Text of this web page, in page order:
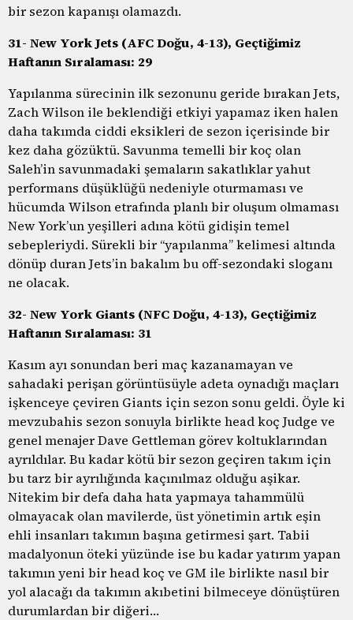
bir sezon kapanışı olamazdı.
31- New York Jets (AFC Doğu, 4-13), Geçtiğimiz
Haftanın Sıralaması: 29
Yapılanma sürecinin ilk sezonunu geride bırakan Jets,
Zach Wilson ile beklendiği etkiyi yapamaz iken halen
daha takımda ciddi eksikleri de sezon içerisinde bir
kez daha gözüktü. Savunma temelli bir koç olan
Saleh’in savunmadaki şemaların sakatlıklar yahut
performans düşüklüğü nedeniyle oturmaması ve
hücumda Wilson etrafında planlı bir oluşum olmaması
New York’un yeşilleri adına kötü gidişin temel
sebepleriydi. Sürekli bir “yapılanma” kelimesi altında
dönüp duran Jets’in bakalım bu off-sezondaki sloganı
ne olacak.
32- New York Giants (NFC Doğu, 4-13), Geçtiğimiz
Haftanın Sıralaması: 31
Kasım ayı sonundan beri maç kazanamayan ve
sahadaki perişan görüntüsüyle adeta oynadığı maçları
işkenceye çeviren Giants için sezon sonu geldi. Öyle ki
mevzubahis sezon sonuyla birlikte head koç Judge ve
genel menajer Dave Gettleman görev koltuklarından
ayrıldılar. Bu kadar kötü bir sezon geçiren takım için
bu tarz bir ayrılığında kaçınılmaz olduğu aşikar.
Nitekim bir defa daha hata yapmaya tahammülü
olmayacak olan mavilerde, üst yönetimin artık eşin
ehli insanları takımın başına getirmesi şart. Tabii
madalyonun öteki yüzünde ise bu kadar yatırım yapan
takımın yeni bir head koç ve GM ile birlikte nasıl bir
yol alacağı da takımın akıbetini bilmeceye dönüştüren
durumlardan bir diğeri…